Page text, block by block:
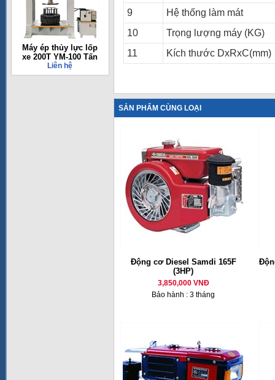
Máy ép thủy lực lốp
xe 200T YM-100 Tấn
Liên hệ
9
Hệ thống làm mát
10
Trọng lượng máy (KG)
11
Kích thước DxRxC(mm)
SẢN PHẨM CÙNG LOẠI
Động cơ Diesel Samdi 165F
(3HP)
3,850,000 VNĐ
Bảo hành : 3 tháng